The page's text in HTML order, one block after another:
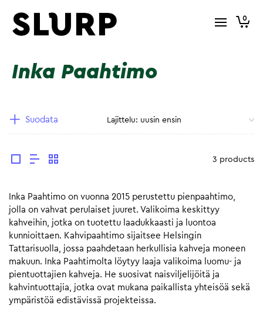
0
Inka Paahtimo
Suodata
3 products
Inka Paahtimo on vuonna 2015 perustettu pienpaahtimo,
jolla on vahvat perulaiset juuret. Valikoima keskittyy
kahveihin, jotka on tuotettu laadukkaasti ja luontoa
kunnioittaen. Kahvipaahtimo sijaitsee Helsingin
Tattarisuolla, jossa paahdetaan herkullisia kahveja moneen
makuun. Inka Paahtimolta löytyy laaja valikoima luomu- ja
pientuottajien kahveja. He suosivat naisviljelijöitä ja
kahvintuottajia, jotka ovat mukana paikallista yhteisöä sekä
ympäristöä edistävissä projekteissa.